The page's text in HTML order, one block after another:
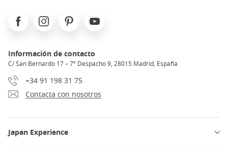
FacebookInstagramPinterest Youtube
Información de contacto
C/ San Bernardo 17 – 7º Despacho 9, 28015 Madrid, España
+34 91 198 31 75
Contacta con nosotros
Japan Experience